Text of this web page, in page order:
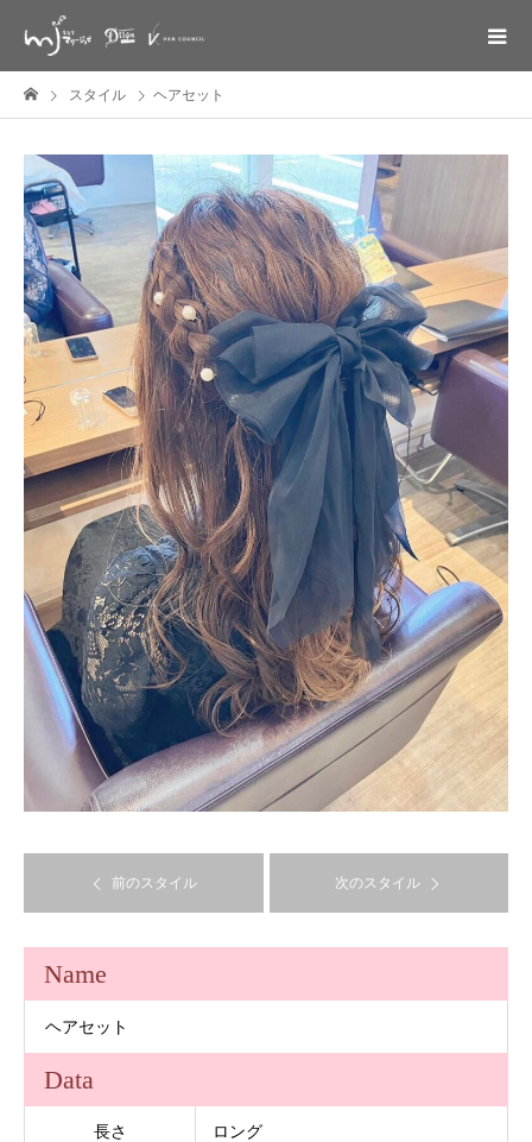
スタイル ヘアセット
前のスタイル 次のスタイル
Name
ヘアセット
Data
長さ ロング